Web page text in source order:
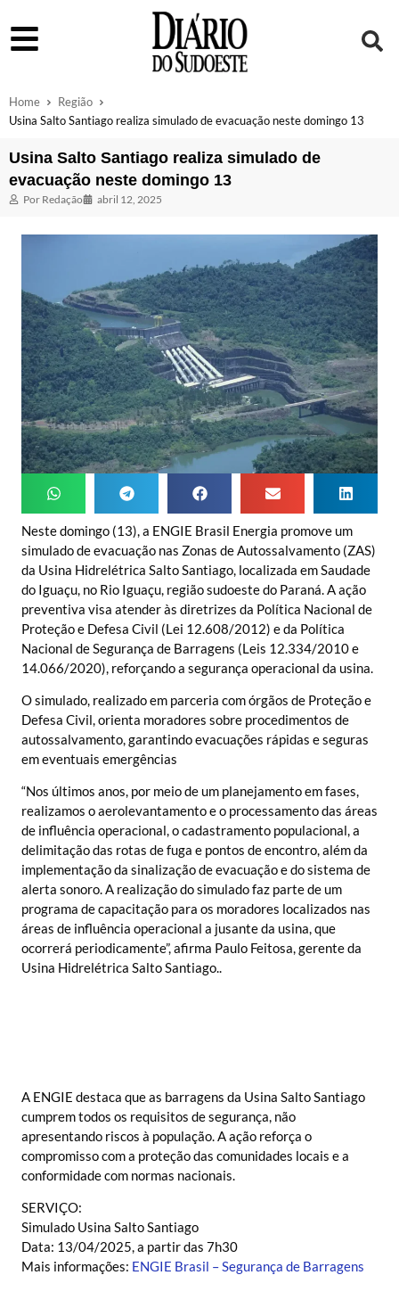
Home
Região
Usina Salto Santiago realiza simulado de evacuação neste domingo 13
Usina Salto Santiago realiza simulado de
evacuação neste domingo 13
Por Redação abril 12, 2025
Neste domingo (13), a ENGIE Brasil Energia promove um
simulado de evacuação nas Zonas de Autossalvamento (ZAS)
da Usina Hidrelétrica Salto Santiago, localizada em Saudade
do Iguaçu, no Rio Iguaçu, região sudoeste do Paraná. A ação
preventiva visa atender às diretrizes da Política Nacional de
Proteção e Defesa Civil (Lei 12.608/2012) e da Política
Nacional de Segurança de Barragens (Leis 12.334/2010 e
14.066/2020), reforçando a segurança operacional da usina.
O simulado, realizado em parceria com órgãos de Proteção e
Defesa Civil, orienta moradores sobre procedimentos de
autossalvamento, garantindo evacuações rápidas e seguras
em eventuais emergências
“Nos últimos anos, por meio de um planejamento em fases,
realizamos o aerolevantamento e o processamento das áreas
de influência operacional, o cadastramento populacional, a
delimitação das rotas de fuga e pontos de encontro, além da
implementação da sinalização de evacuação e do sistema de
alerta sonoro. A realização do simulado faz parte de um
programa de capacitação para os moradores localizados nas
áreas de influência operacional a jusante da usina, que
ocorrerá periodicamente”, afirma Paulo Feitosa, gerente da
Usina Hidrelétrica Salto Santiago..
A ENGIE destaca que as barragens da Usina Salto Santiago
cumprem todos os requisitos de segurança, não
apresentando riscos à população. A ação reforça o
compromisso com a proteção das comunidades locais e a
conformidade com normas nacionais.
SERVIÇO:
Simulado Usina Salto Santiago
Data: 13/04/2025, a partir das 7h30
Mais informações: ENGIE Brasil – Segurança de Barragens